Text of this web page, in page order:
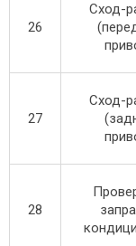
26
Сход-
27
Сход-
28